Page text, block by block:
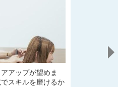
アップが望めま
スキルを磨けるか